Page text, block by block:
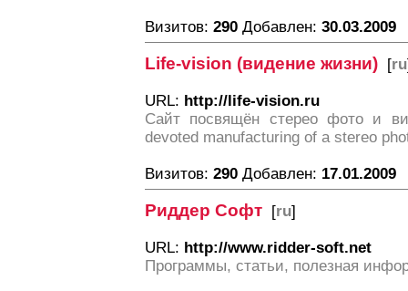
Визитов: 290 Добавлен: 30.03.2009
Life-vision (видение жизни) [ru
URL: http://life-vision.ru
Сайт посвящён стерео фото и
devoted manufacturing of a stereo
Визитов: 290 Добавлен: 17.01.2009
Риддер Софт [ru]
URL: http://www.ridder-soft.net
Программы, статьи, полезная